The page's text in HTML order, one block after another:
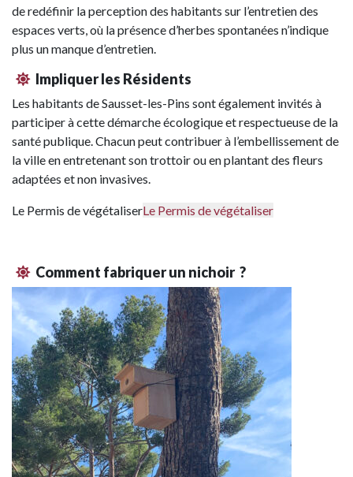
de redéfinir la perception des habitants sur l’entretien des
espaces verts, où la présence d’herbes spontanées n’indique
plus un manque d’entretien.
Impliquer les Résidents
Les habitants de Sausset-les-Pins sont également invités à
participer à cette démarche écologique et respectueuse de la
santé publique. Chacun peut contribuer à l’embellissement de
la ville en entretenant son trottoir ou en plantant des fleurs
adaptées et non invasives.
Le Permis de végétaliserLe Permis de végétaliser
Comment fabriquer un nichoir ?